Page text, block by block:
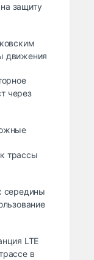
защиту
движения
через
трассы
середины
LTE
в